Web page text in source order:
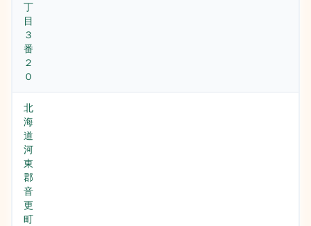
丁
目
３
番
２
０
北
海
道
河
東
郡
音
更
町